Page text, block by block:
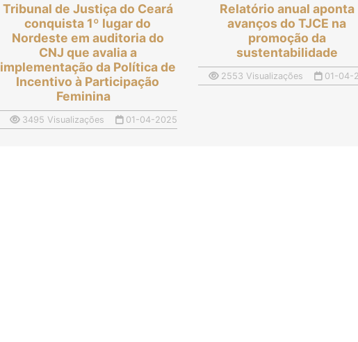
Tribunal de Justiça do Ceará
conquista 1º lugar do
Nordeste em auditoria do
CNJ que avalia a
implementação da Política de
Incentivo à Participação
Feminina
3495 Visualizações 01-04-2025
Relatório anual aponta
avanços do TJCE na
promoção da
sustentabilidade
2553 Visualizações 01-04-